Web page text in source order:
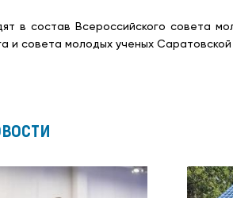
в состав Всероссийского совета
и совета молодых ученых